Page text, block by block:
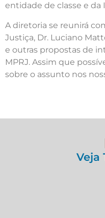
entidade de classe e da
A diretoria se reunirá
Justiça, Dr. Luciano
e outras propostas de
MPRJ. Assim que
sobre o assunto nos
Veja